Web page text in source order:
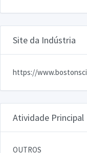
Site da Indústria
https://
Atividade Principal
OUTROS